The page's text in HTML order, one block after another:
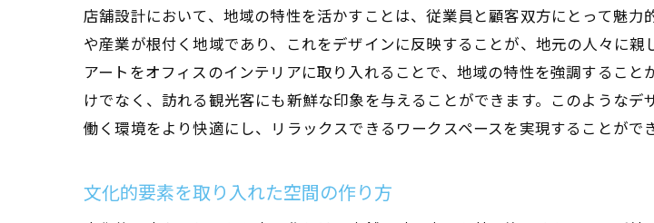
店舗設計において、地域の特性を活かすことは、従業員と顧客双方にとって魅
や産業が根付く地域であり、これをデザインに反映することが、地元の人々に
アートをオフィスのインテリアに取り入れることで、地域の特性を強調するこ
けでなく、訪れる観光客にも新鮮な印象を与えることができます。このような
働く環境をより快適にし、リラックスできるワークスペースを実現することができ
文化的要素を取り入れた空間の作り方